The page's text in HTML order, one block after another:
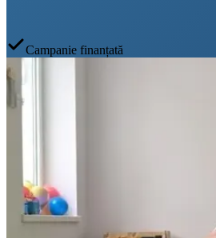
Campanie finanțată